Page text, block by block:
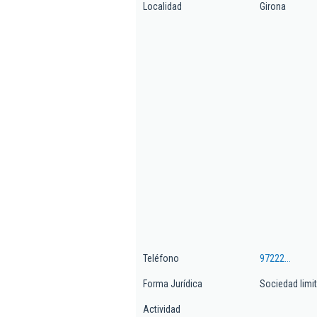
Localidad Girona
Teléfono 97222...
Forma Jurídica Sociedad
Actividad